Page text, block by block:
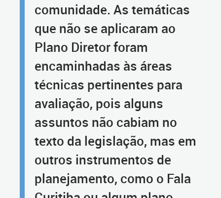
comunidade. As temáticas
que não se aplicaram ao
Plano Diretor foram
encaminhadas às áreas
técnicas pertinentes para
avaliação, pois alguns
assuntos não cabiam no
texto da legislação, mas em
outros instrumentos de
planejamento, como o Fala